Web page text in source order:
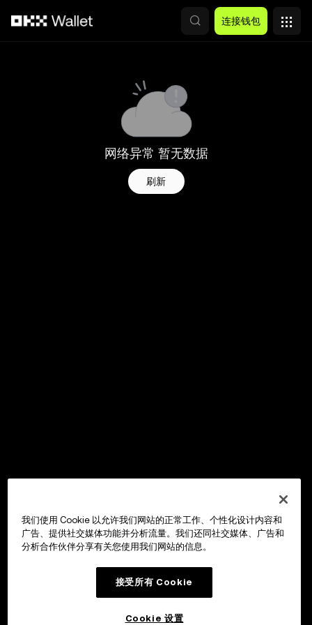
连接钱包
网络异常 暂无数据
刷新
我们使用 Cookie 以允许我们网站的正常工作、个性化设计内容和
广告、提供社交媒体功能并分析流量。我们还同社交媒体、广告和
分析合作伙伴分享有关您使用我们网站的信息。
接受所有 Cookie
Cookie 设置